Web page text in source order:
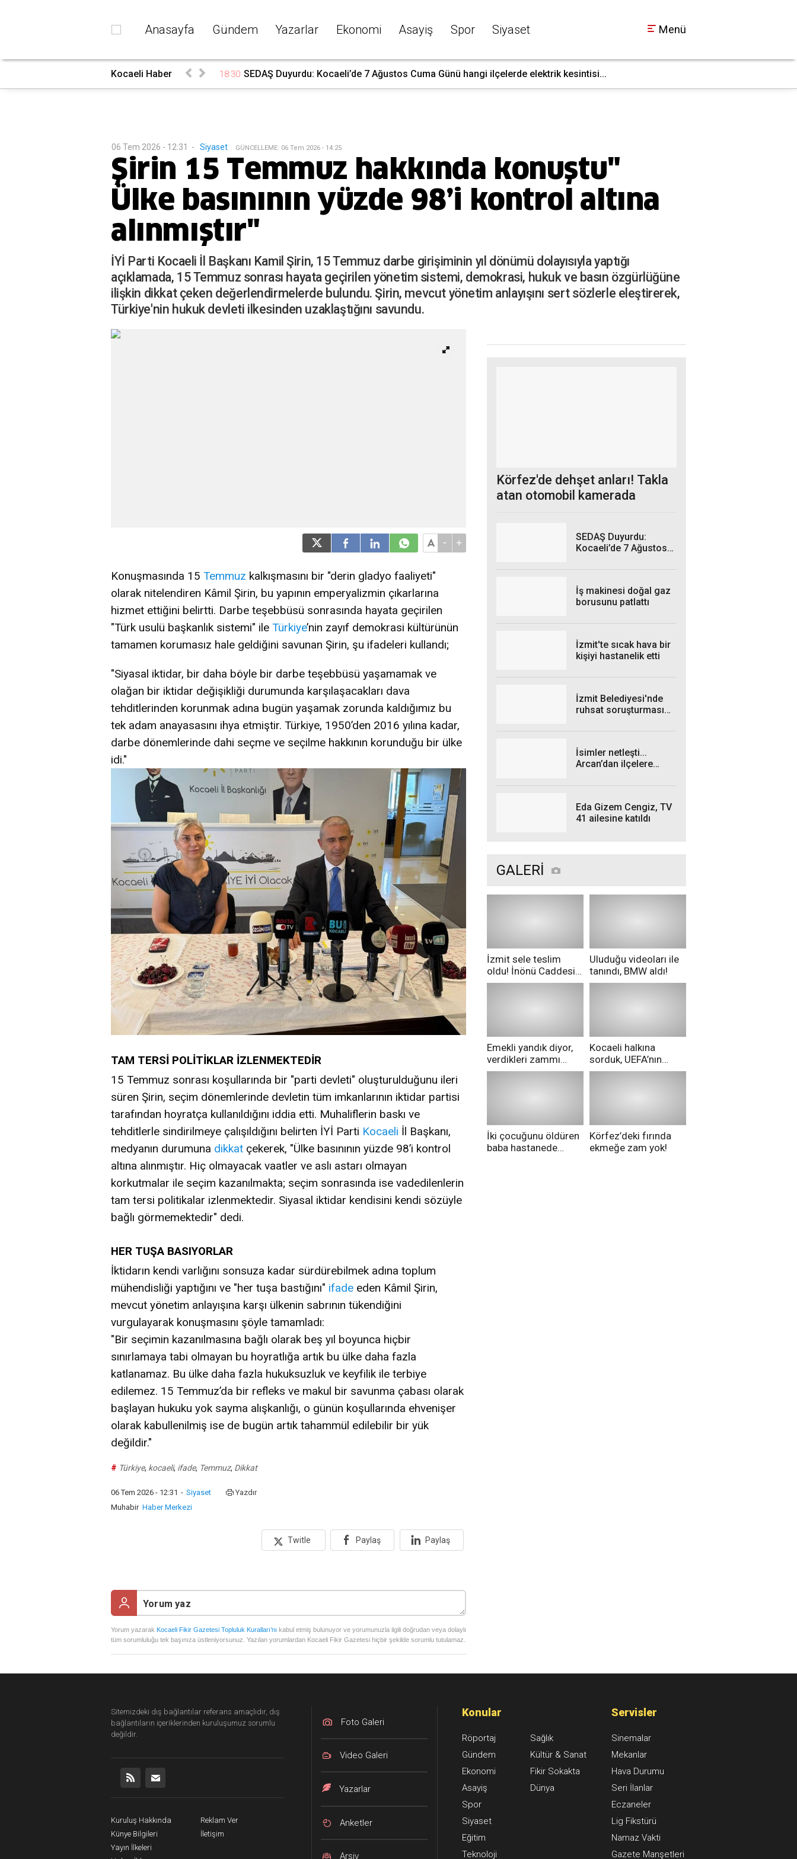
Anasayfa Gündem Yazarlar Ekonomi Asayiş Spor Siyaset Menü
Kocaeli Haber 18:30 SEDAŞ Duyurdu: Kocaeli’de 7 Ağustos Cuma Günü hangi ilçelerde elektrik kesintisi...
06 Tem 2026 - 12:31 - Siyaset GÜNCELLEME: 06 Tem 2026 - 14:25
Şirin 15 Temmuz hakkında konuştu"
Ülke basınının yüzde 98’i kontrol altına
alınmıştır"
İYİ Parti Kocaeli İl Başkanı Kamil Şirin, 15 Temmuz darbe girişiminin yıl dönümü dolayısıyla yaptığı
açıklamada, 15 Temmuz sonrası hayata geçirilen yönetim sistemi, demokrasi, hukuk ve basın özgürlüğüne
ilişkin dikkat çeken değerlendirmelerde bulundu. Şirin, mevcut yönetim anlayışını sert sözlerle eleştirerek,
Türkiye'nin hukuk devleti ilkesinden uzaklaştığını savundu.
- +
Konuşmasında 15 Temmuz kalkışmasını bir "derin gladyo faaliyeti"
olarak nitelendiren Kâmil Şirin, bu yapının emperyalizmin çıkarlarına
hizmet ettiğini belirtti. Darbe teşebbüsü sonrasında hayata geçirilen
"Türk usulü başkanlık sistemi" ile Türkiye’nin zayıf demokrasi kültürünün
tamamen korumasız hale geldiğini savunan Şirin, şu ifadeleri kullandı;
"Siyasal iktidar, bir daha böyle bir darbe teşebbüsü yaşamamak ve
olağan bir iktidar değişikliği durumunda karşılaşacakları dava
tehditlerinden korunmak adına bugün yaşamak zorunda kaldığımız bu
tek adam anayasasını ihya etmiştir. Türkiye, 1950’den 2016 yılına kadar,
darbe dönemlerinde dahi seçme ve seçilme hakkının korunduğu bir ülke
idi."
TAM TERSİ POLİTİKLAR İZLENMEKTEDİR
15 Temmuz sonrası koşullarında bir "parti devleti" oluşturulduğunu ileri
süren Şirin, seçim dönemlerinde devletin tüm imkanlarının iktidar partisi
tarafından hoyratça kullanıldığını iddia etti. Muhaliflerin baskı ve
tehditlerle sindirilmeye çalışıldığını belirten İYİ Parti Kocaeli İl Başkanı,
medyanın durumuna dikkat çekerek, "Ülke basınının yüzde 98’i kontrol
altına alınmıştır. Hiç olmayacak vaatler ve aslı astarı olmayan
korkutmalar ile seçim kazanılmakta; seçim sonrasında ise vadedilenlerin
tam tersi politikalar izlenmektedir. Siyasal iktidar kendisini kendi sözüyle
bağlı görmemektedir" dedi.
HER TUŞA BASIYORLAR
İktidarın kendi varlığını sonsuza kadar sürdürebilmek adına toplum
mühendisliği yaptığını ve "her tuşa bastığını" ifade eden Kâmil Şirin,
mevcut yönetim anlayışına karşı ülkenin sabrının tükendiğini
vurgulayarak konuşmasını şöyle tamamladı:
"Bir seçimin kazanılmasına bağlı olarak beş yıl boyunca hiçbir
sınırlamaya tabi olmayan bu hoyratlığa artık bu ülke daha fazla
katlanamaz. Bu ülke daha fazla hukuksuzluk ve keyfilik ile terbiye
edilemez. 15 Temmuz’da bir refleks ve makul bir savunma çabası olarak
başlayan hukuku yok sayma alışkanlığı, o günün koşullarında ehvenişer
olarak kabullenilmiş ise de bugün artık tahammül edilebilir bir yük
değildir."
# Türkiye, kocaeli, ifade, Temmuz, Dikkat
06 Tem 2026 - 12:31 - Siyaset
Yazdır
Muhabir Haber Merkezi
Twitle Paylaş Paylaş
Yorum yazarak Kocaeli Fikir Gazetesi Topluluk Kuralları’nı kabul etmiş bulunuyor ve yorumunuzla ilgili doğrudan veya dolaylı
tüm sorumluluğu tek başınıza üstleniyorsunuz. Yazılan yorumlardan Kocaeli Fikir Gazetesi hiçbir şekilde sorumlu tutulamaz.
Körfez'de dehşet anları! Takla
atan otomobil kamerada
SEDAŞ Duyurdu:
Kocaeli’de 7 Ağustos
İş makinesi doğal gaz
borusunu patlattı
İzmit'te sıcak hava bir
kişiyi hastanelik etti
İzmit Belediyesi'nde
ruhsat soruşturması
İsimler netleşti...
Arcan’dan ilçelere
Eda Gizem Cengiz, TV
41 ailesine katıldı
GALERİ
İzmit sele teslim
oldu! İnönü Caddesi
göle döndü!
Uluduğu videoları ile
tanındı, BMW aldı!
Emekli yandık diyor,
verdikleri zammı
pazarda geri aldılar!
Kocaeli halkına
sorduk, UEFA’nın
Merih Demiral kararı
İki çocuğunu öldüren
baba hastanede
Körfez’deki fırında
ekmeğe zam yok!
Sitemizdeki dış bağlantılar referans amaçlıdır, dış
bağlantıların içeriklerinden kuruluşumuz sorumlu
değildir.
Kuruluş Hakkında
Künye Bilgileri
Yayın İlkeleri
Reklam Ver
İletişim
Foto Galeri
Video Galeri
Yazarlar
Anketler
Arşiv
Konular
Röportaj
Gündem
Ekonomi
Asayiş
Spor
Siyaset
Eğitim
Teknoloji
Sağlık
Kültür & Sanat
Fikir Sokakta
Dünya
Servisler
Sinemalar
Mekanlar
Hava Durumu
Seri İlanlar
Eczaneler
Lig Fikstürü
Namaz Vakti
Gazete Manşetleri